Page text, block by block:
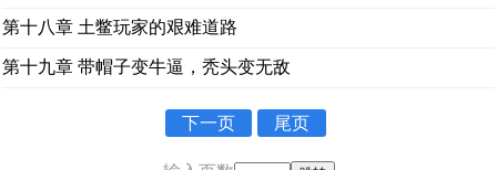
第十八章 土鳖玩家的艰难道路
第十九章 带帽子变牛逼，秃头变无敌
下一页 尾页